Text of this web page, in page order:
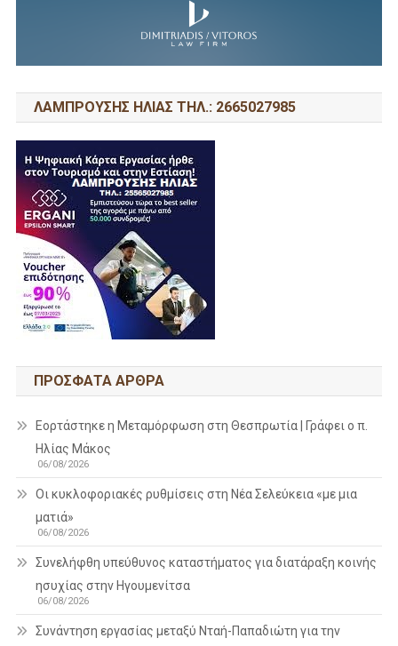
ΛΑΜΠΡΟΥΣΗΣ ΗΛΙΑΣ ΤΗΛ.: 2665027985
ΠΡΌΣΦΑΤΑ ΆΡΘΡΑ
Εορτάστηκε η Μεταμόρφωση στη Θεσπρωτία | Γράφει ο π.
Ηλίας Μάκος
06/08/2026
Οι κυκλοφοριακές ρυθμίσεις στη Νέα Σελεύκεια «με μια
ματιά»
06/08/2026
Συνελήφθη υπεύθυνος καταστήματος για διατάραξη κοινής
ησυχίας στην Ηγουμενίτσα
06/08/2026
Συνάντηση εργασίας μεταξύ Νταή-Παπαδιώτη για την